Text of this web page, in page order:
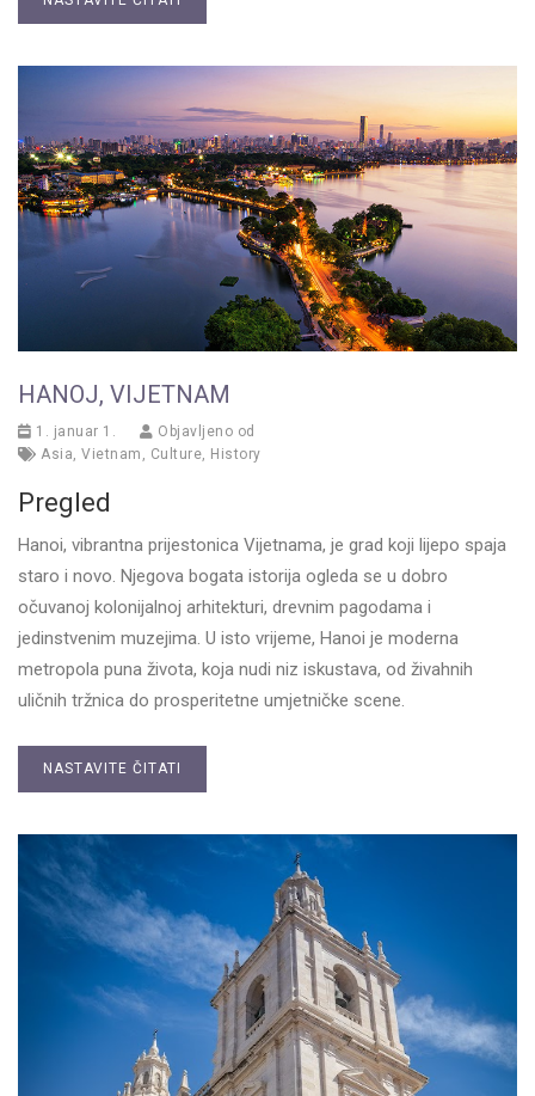
HANOЈ, VIJETNAM
1. januar 1.
Objavljeno od
Asia, Vietnam , Culture, History
Pregled
Hanoi, vibrantna prijestonica Vijetnama, je grad koji lijepo spaja
staro i novo. Njegova bogata istorija ogleda se u dobro
očuvanoj kolonijalnoj arhitekturi, drevnim pagodama i
jedinstvenim muzejima. U isto vrijeme, Hanoi je moderna
metropola puna života, koja nudi niz iskustava, od živahnih
uličnih tržnica do prosperitetne umjetničke scene.
NASTAVITE ČITATI